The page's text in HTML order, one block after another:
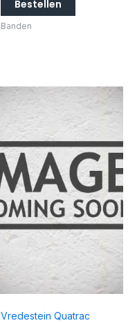
Bestellen
Banden
Vredestein Quatrac